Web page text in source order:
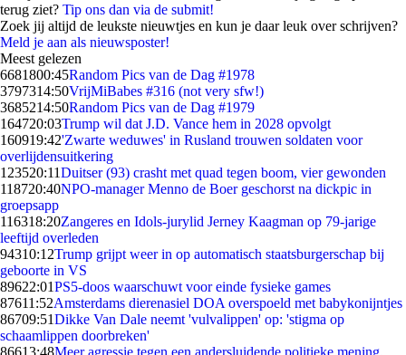
terug ziet? Tip ons dan via de submit!
Zoek jij altijd de leukste nieuwtjes en kun je daar leuk over schrijven?
Meld je aan als nieuwsposter!
Meest gelezen
6681800:45Random Pics van de Dag #1978
3797314:50VrijMiBabes #316 (not very sfw!)
3685214:50Random Pics van de Dag #1979
164720:03Trump wil dat J.D. Vance hem in 2028 opvolgt
160919:42'Zwarte weduwes' in Rusland trouwen soldaten voor
overlijdensuitkering
123520:11Duitser (93) crasht met quad tegen boom, vier gewonden
118720:40NPO-manager Menno de Boer geschorst na dickpic in
groepsapp
116318:20Zangeres en Idols-jurylid Jerney Kaagman op 79-jarige
leeftijd overleden
94310:12Trump grijpt weer in op automatisch staatsburgerschap bij
geboorte in VS
89622:01PS5-doos waarschuwt voor einde fysieke games
87611:52Amsterdams dierenasiel DOA overspoeld met babykonijntjes
86709:51Dikke Van Dale neemt 'vulvalippen' op: 'stigma op
schaamlippen doorbreken'
86613:48Meer agressie tegen een andersluidende politieke mening,